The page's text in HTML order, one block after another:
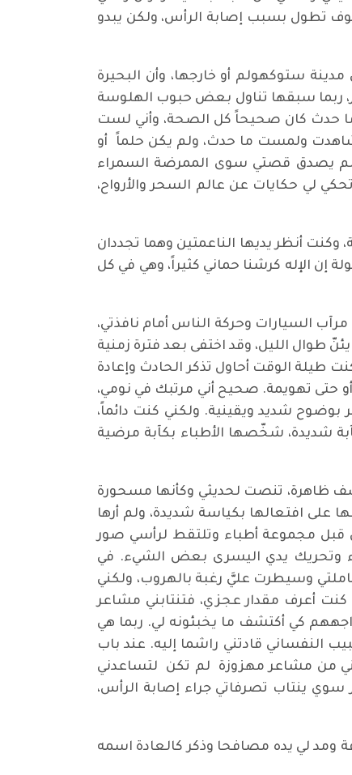
تطول بسبب إصابة الرأس، ولكن يبدو
ستوكهولم أو خارجها، وأن البحيرة
ربما سبقها تناول بعض حبوب الهلوسة
حدث كان صحيحاً كل الصحة، وأني لست
شاهدت ولمست ما حدث، ولم يكن حلماً أو
لم يصدق قصتي سوى الممرضة السمراء
لي حكايات عن عالم السحر والأرواح،
وكنت أنظر يديها الناعمتين وهما تجددان
إن الإله كرشنا حماني كثيراً، وهي في كل
السيارات وحركة الناس أمام نافذتي،
طوال الليل، وقد اختفى بعد فترة زمنية
طيلة الوقت أحاول تذكر الحادث وإعادة
حتى تهويمة. صحيح أني مرتبك في نومي،
بوضوح شديد ويقينية. ولكني كنت دائماً،
شديدة، شخّصها الأطباء بكآبة مرضية
ظاهرة، تنصت لحديثي وكأنها مسحورة
افتعالها بكياسة شديدة، ولم أرها
قبل مجموعة أطباء وتلتقط لرأسي صور
وتحريك يدي اليسرى بعض الشيء. في
وسيطرت عليَّ رغبة بالهروب، ولكني
كنت أعرف مقدار عجزي، فتنتابني مشاعر
كي أكتشف ما يخبئونه لي. ربما هي
قادتني راشما إليه. عند باب
من مشاعر مهزوزة لم تكن لتساعدني
ينتاب تصرفاتي جراء إصابة الرأس،
ومد لي يده مصافحا وذكر كالعادة اسمه